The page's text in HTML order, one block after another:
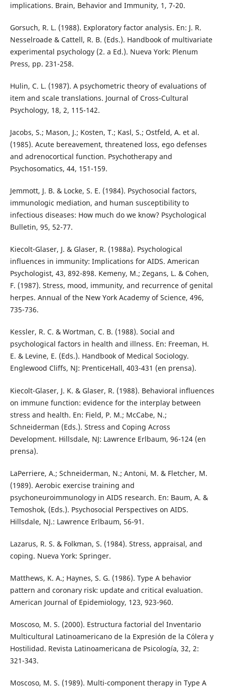
implications. Brain, Behavior and Immunity, 1, 7-20.
Gorsuch, R. L. (1988). Exploratory factor analysis. En: J. R.
Nesselroade & Cattell, R. B. (Eds.). Handbook of multivariate
experimental psychology (2. a Ed.). Nueva York: Plenum
Press, pp. 231-258.
Hulin, C. L. (1987). A psychometric theory of evaluations of
item and scale translations. Journal of Cross-Cultural
Psychology, 18, 2, 115-142.
Jacobs, S.; Mason, J.; Kosten, T.; Kasl, S.; Ostfeld, A. et al.
(1985). Acute bereavement, threatened loss, ego defenses
and adrenocortical function. Psychotherapy and
Psychosomatics, 44, 151-159.
Jemmott, J. B. & Locke, S. E. (1984). Psychosocial factors,
immunologic mediation, and human susceptibility to
infectious diseases: How much do we know? Psychological
Bulletin, 95, 52-77.
Kiecolt-Glaser, J. & Glaser, R. (1988a). Psychological
influences in immunity: Implications for AIDS. American
Psychologist, 43, 892-898. Kemeny, M.; Zegans, L. & Cohen,
F. (1987). Stress, mood, immunity, and recurrence of genital
herpes. Annual of the New York Academy of Science, 496,
735-736.
Kessler, R. C. & Wortman, C. B. (1988). Social and
psychological factors in health and illness. En: Freeman, H.
E. & Levine, E. (Eds.). Handbook of Medical Sociology.
Englewood Cliffs, NJ: PrenticeHall, 403-431 (en prensa).
Kiecolt-Glaser, J. K. & Glaser, R. (1988). Behavioral influences
on immune function: evidence for the interplay between
stress and health. En: Field, P. M.; McCabe, N.;
Schneiderman (Eds.). Stress and Coping Across
Development. Hillsdale, NJ: Lawrence Erlbaum, 96-124 (en
prensa).
LaPerriere, A.; Schneiderman, N.; Antoni, M. & Fletcher, M.
(1989). Aerobic exercise training and
psychoneuroimmunology in AIDS research. En: Baum, A. &
Temoshok, (Eds.). Psychosocial Perspectives on AIDS.
Hillsdale, NJ.: Lawrence Erlbaum, 56-91.
Lazarus, R. S. & Folkman, S. (1984). Stress, appraisal, and
coping. Nueva York: Springer.
Matthews, K. A.; Haynes, S. G. (1986). Type A behavior
pattern and coronary risk: update and critical evaluation.
American Journal of Epidemiology, 123, 923-960.
Moscoso, M. S. (2000). Estructura factorial del Inventario
Multicultural Latinoamericano de la Expresión de la Cólera y
Hostilidad. Revista Latinoamericana de Psicología, 32, 2:
321-343.
Moscoso, M. S. (1989). Multi-component therapy in Type A